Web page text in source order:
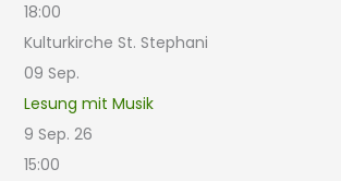
18:00
Kulturkirche St. Stephani
09 Sep.
Lesung mit Musik
9 Sep. 26
15:00